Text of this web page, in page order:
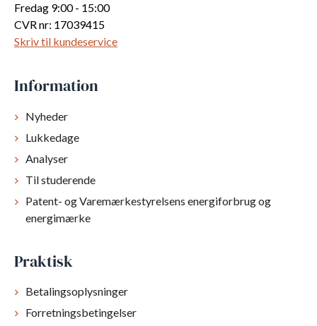
Fredag 9:00 - 15:00
CVR nr: 17039415
Skriv til kundeservice
Information
Nyheder
Lukkedage
Analyser
Til studerende
Patent- og Varemærkestyrelsens energiforbrug og
energimærke
Praktisk
Betalingsoplysninger
Forretningsbetingelser